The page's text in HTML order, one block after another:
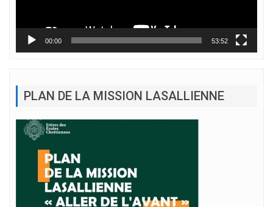
00:00 53:52
PLAN DE LA MISSION LASALLIENNE